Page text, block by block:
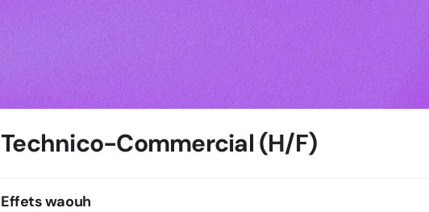
Technico-Commercial (H/F)
Effets waouh